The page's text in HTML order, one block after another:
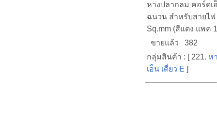
หางปลากลม คอร์ดเ
ฉนวน สำหรับสายไฟ
Sq.mm (สีแดง แพค
ขายแล้ว 382
กลุ่มสินค้า : [ 221. ห
เอ็น เดี่ยว E ]